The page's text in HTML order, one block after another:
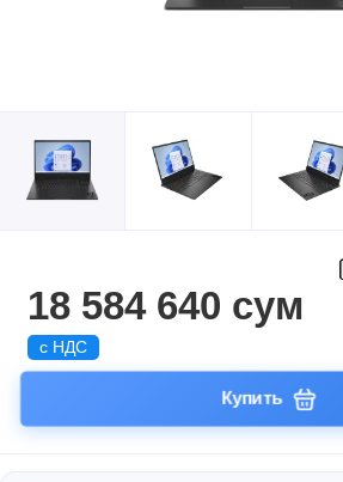
18 584 640 сум
с НДС
Купить